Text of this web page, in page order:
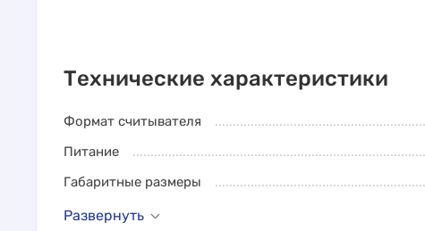
Технические характеристики
Формат считывателя
Питание
Габаритные размеры
Развернуть